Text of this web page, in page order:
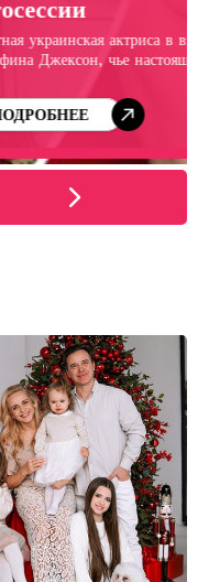
категории
имя Юлия Сенюк,
зимнего отпуска в